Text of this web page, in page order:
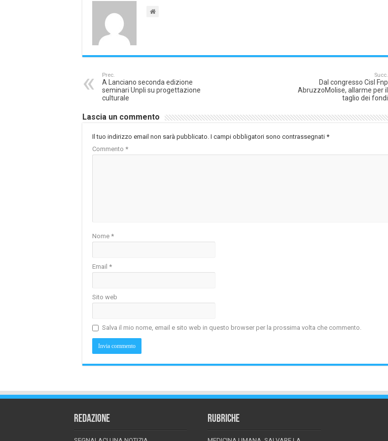
Prec.
A Lanciano seconda edizione
seminari Unpli su progettazione
culturale
Succ.
Dal congresso Cisl Fnp
AbruzzoMolise, allarme per il
taglio dei fondi
Lascia un commento
Il tuo indirizzo email non sarà pubblicato. I campi obbligatori sono contrassegnati *
Commento *
Nome *
Email *
Sito web
Salva il mio nome, email e sito web in questo browser per la prossima volta che commento.
REDAZIONE RUBRICHE